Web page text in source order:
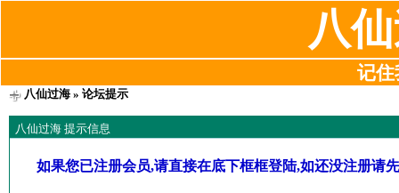
八
记住
八仙过海» 论坛提示
八仙过海 提示信息
如果您已注册会员,请直接在底下框框登陆,如还没注册请